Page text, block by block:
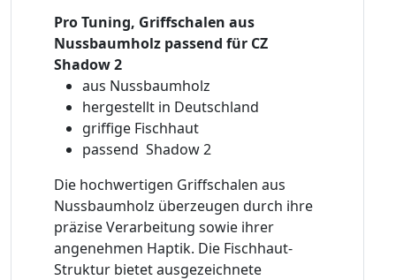
Pro Tuning, Griffschalen aus
Nussbaumholz passend für CZ
Shadow 2
aus Nussbaumholz
hergestellt in Deutschland
griffige Fischhaut
passend Shadow 2
Die hochwertigen Griffschalen aus
Nussbaumholz überzeugen durch ihre
präzise Verarbeitung sowie ihrer
angenehmen Haptik. Die Fischhaut-
Struktur bietet ausgezeichnete